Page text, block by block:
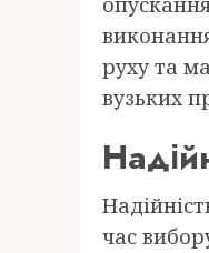
руху та
вузьких
час